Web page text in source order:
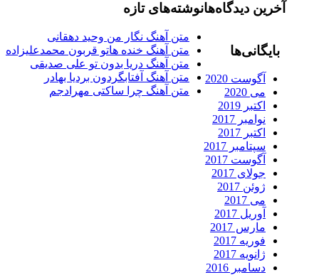
نوشته‌های تازه
متن آهنگ نگار من وحید دهقانی
متن آهنگ خنده هاتو قربون محمدعلیزاده
متن آهنگ دریا بدون تو علی صدیقی
متن آهنگ آفتابگردون بردیا بهادر
متن آهنگ چرا ساکتی مهرادجم
دیدگاه‌ها
آگوست 2020
سپتامبر 2017
آگوست 2017
مارس 2017
دسامبر 2016